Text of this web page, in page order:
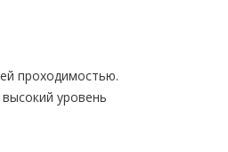
проходимостью.
уровень